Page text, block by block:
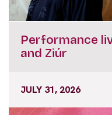
Performance
and Ziúr
JULY 31, 2026